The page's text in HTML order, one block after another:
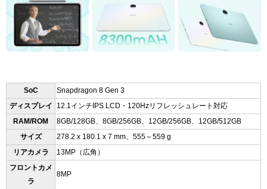
SoC
Snapdragon 8 Gen 3
ディスプレイ
12.1インチIPS LCD・120Hzリフレッシュレート対応
RAM/ROM
8GB/128GB、8GB/256GB、12GB/256GB、12GB/512GB
サイズ
278.2 x 180.1 x 7 mm、555～559 g
リアカメラ
13MP（広角）
フロントカメ
ラ
8MP